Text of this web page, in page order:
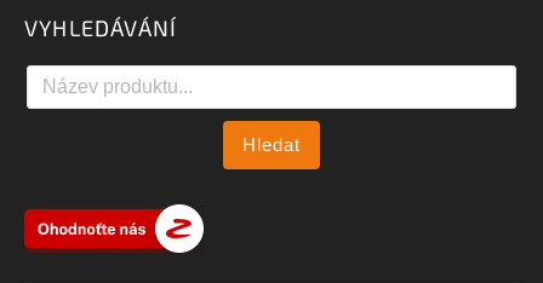
VYHLEDÁVÁNÍ
Hledat